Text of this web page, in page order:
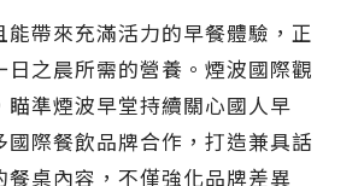
能帶來充滿活力的早餐體驗，正
日之晨所需的營養。煙波國際觀
瞄準煙波早堂持續關心國人早
國際餐飲品牌合作，打造兼具話
餐桌內容，不僅強化品牌差異